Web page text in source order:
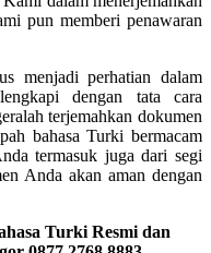
pun memberi penawaran
menjadi perhatian dalam
dengan tata cara
terjemahkan dokumen
bahasa Turki bermacam
termasuk juga dari segi
Anda akan aman dengan
Turki Resmi dan